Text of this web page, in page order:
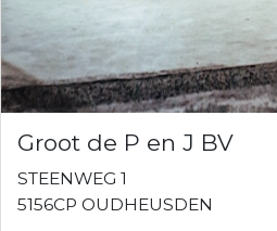
Groot de P en J BV
STEENWEG 1
5156CP OUDHEUSDEN